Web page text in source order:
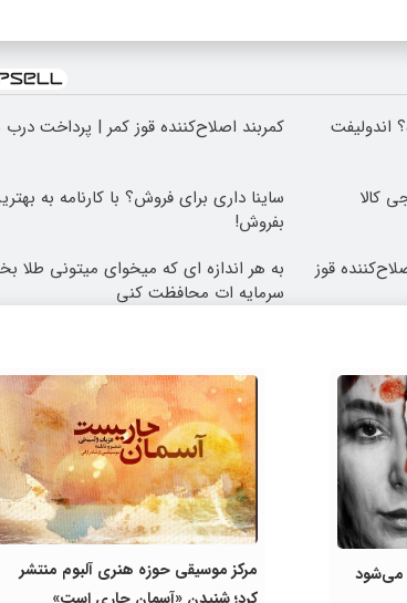
اندولیفت
کمربند اصلاح‌کننده قوز کمر | پرداخت درب
کالا
ساینا داری برای فروش؟ با کارنامه به
بفروش!
قوز
به هر اندازه ای که میخوای میتونی طلا
سرمایه ات محافظت کنی
می‌شود
مرکز موسیقی حوزه هنری آلبوم منتشر